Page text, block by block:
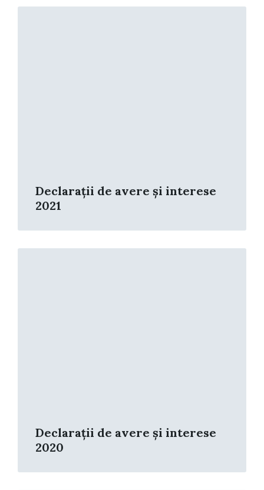
Declarații de avere și interese
2021
Read
Declarații de avere și interese
2020
Read